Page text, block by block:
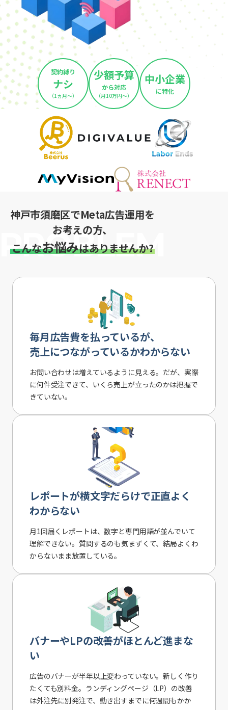
契約縛り
ナシ
（1ヵ月～）
少額予算
から対応
（月10万円～）
中小企業
に特化
神戸市須磨区でMeta広告運用を
お考えの方、
こんなお悩みはありませんか?
毎月広告費を払っているが、
売上につながっているかわからない
お問い合わせは増えているように見える。だが、実際
に何件受注できて、いくら売上が立ったのかは把握で
きていない。
レポートが横文字だらけで正直よく
わからない
月1回届くレポートは、数字と専門用語が並んでいて
理解できない。質問するのも気まずくて、結局よくわ
からないまま放置している。
バナーやLPの改善がほとんど進まな
い
広告のバナーが半年以上変わっていない。新しく作り
たくても別料金。ランディングページ（LP）の改善
は外注先に別発注で、動き出すまでに何週間もかか